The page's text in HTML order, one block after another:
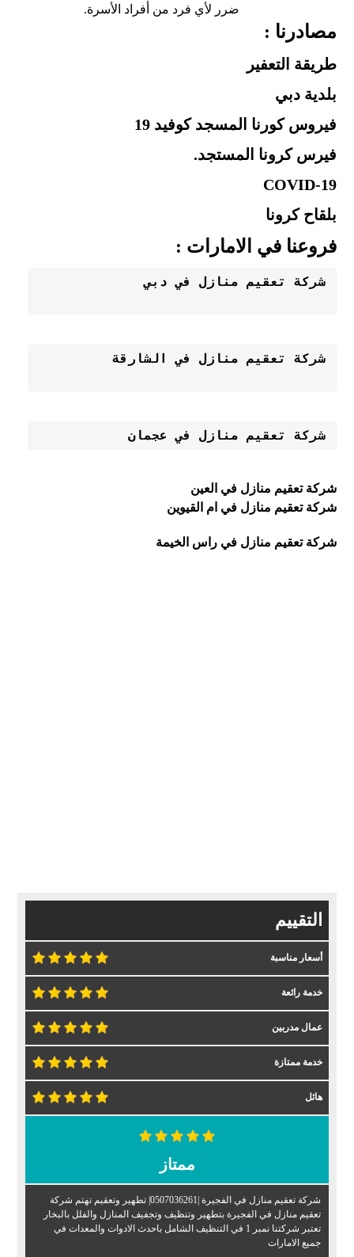
ضرر لأي فرد من أفراد الأسرة.
مصادرنا :
طريقة التعفير
بلدية دبي
فيروس كورنا المسجد كوفيد 19
فيرس كرونا المستجد.
COVID-19
بلقاح كرونا
فروعنا في الامارات :
شركة تعقيم منازل في عجمان
شركة تعقيم منازل في العين
شركة تعقيم منازل في ام القيوين
شركة تعقيم منازل في راس الخيمة
التقييم
أسعار مناسبة
خدمة رائعة
عمال مدربين
خدمة ممتازة
هائل
ممتاز
شركة تعقيم منازل في الفجيرة |0507036261| تطهير وتعقيم تهتم شركة
تعقيم منازل في الفجيرة بتطهير وتنظيف وتجفيف المنازل والفلل بالبخار
تعتبر شركتنا نمبر 1 في التنظيف الشامل باحدث الادوات والمعدات في
جميع الامارات